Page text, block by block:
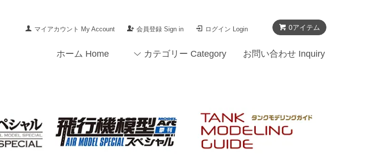
0アイテム
マイアカウント My Account 会員登録 Sign in ログイン Login
ホーム Home カテゴリー Category お問い合わせ Inquiry